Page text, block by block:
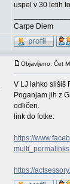
uspel v 30 letih
Carpe Diem
Objavljeno: Čet
V LJ lahko slišiš
Poganjam jih z
odličen.
link do fotke:
https://
https://